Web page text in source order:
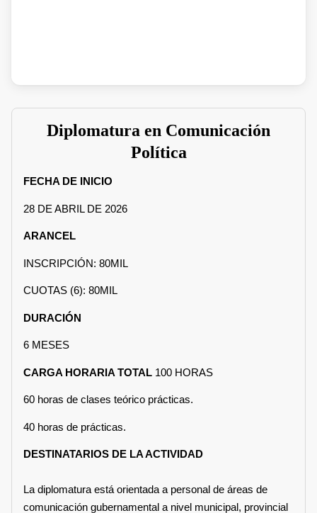
Diplomatura en Comunicación
Política
FECHA DE INICIO
28 DE ABRIL DE 2026
ARANCEL
INSCRIPCIÓN: 80MIL
CUOTAS (6): 80MIL
DURACIÓN
6 MESES
CARGA HORARIA TOTAL 100 HORAS
60 horas de clases teórico prácticas.
40 horas de prácticas.
DESTINATARIOS DE LA ACTIVIDAD
La diplomatura está orientada a personal de áreas de
comunicación gubernamental a nivel municipal, provincial